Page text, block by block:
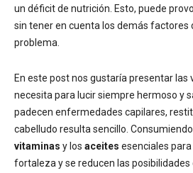
un déficit de nutrición. Esto, puede
sin tener en cuenta los demás factores
problema.
En este post nos gustaría presentar las
necesita para lucir siempre hermoso y
padecen enfermedades capilares,
cabelludo resulta sencillo.
vitaminas y los aceites esenciales
fortaleza y se reducen las posibilidades